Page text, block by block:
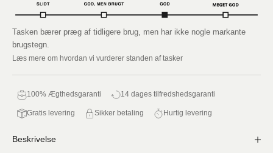
Tasken bærer præg af tidligere brug, men har ikke nogle markante
brugstegn.
Læs mere om hvordan vi vurderer standen af tasker
100% Ægthedsgaranti 14 dages tilfredshedsgaranti
Gratis levering Sikker betaling Hurtig levering
Beskrivelse